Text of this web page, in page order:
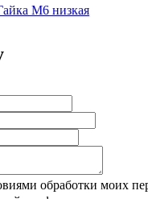
М6 низкая
обработки моих